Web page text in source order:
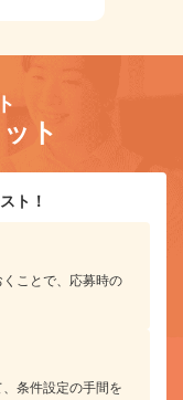
ト
ト！
ことで、応募時の
条件設定の手間を